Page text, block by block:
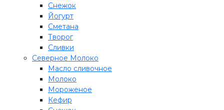
Снежок
Йогурт
Сметана
Творог
Сливки
Северное Молоко
Масло сливочное
Молоко
Мороженое
Кефир